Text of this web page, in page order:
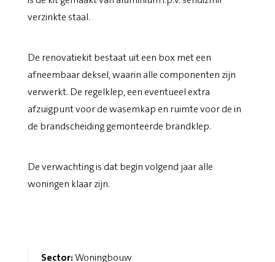
verzinkte staal.
De renovatiekit bestaat uit een box met een
afneembaar deksel, waarin alle componenten zijn
verwerkt. De regelklep, een eventueel extra
afzuigpunt voor de wasemkap en ruimte voor de in
de brandscheiding gemonteerde brandklep.
De verwachting is dat begin volgend jaar alle
woningen klaar zijn.
Sector:Woningbouw